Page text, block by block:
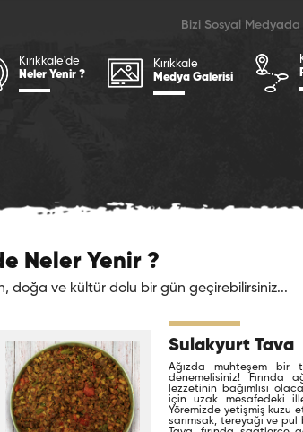
Bizi Sosyal Medyada
Kırıkkale'de
Neler Yenir ?
Kırıkkale
Medya Galerisi
Neler Yenir ?
doğa ve kültür dolu bir gün geçirebilirsiniz...
Sulakyurt Tava
Ağızda muhteşem bir
denemelisiniz! Fırında
lezzetinin bağımlısı
için uzak mesafedeki
Yöremizde yetişmiş kuzu
sarımsak, tereyağı ve